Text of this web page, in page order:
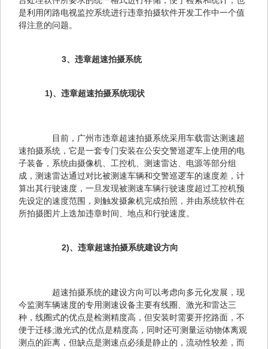
是利用闭路电视监控系统进行违章拍摄软件开发工作中一个值
得注意的问题。
3、违章超速拍摄系统
1)、违章超速拍摄系统现状
目前，广州市违章超速拍摄系统采用车载雷达测速超
速拍摄系统，它是一套专门安装在公安交警巡逻车上使用的电
子装备，系统由摄像机、工控机、测速雷达、电源等部分组
成，测速雷达通过对比被测速车辆和交警巡逻车的速度差，计
算出其行驶速度，一旦发现被测速车辆行驶速度超过工控机预
先设定的速度范围，则触发摄象机完成拍照，并由系统软件在
所拍摄图片上迭加违章时间、地点和行驶速度。
2)、违章超速拍摄系统建设方向
超速拍摄系统的建设方向可以考虑向多元化发展，现
今监测车辆速度的专用测速设备主要有线圈、激光和雷达三
种，线圈式的优点是检测精度高，但安装时需要开挖路面，不
便于迁移;激光式的优点是精度高，同时还可测量运动物体离观
测点的距离，但缺点是测速点必须是静止的，流动性较差，而